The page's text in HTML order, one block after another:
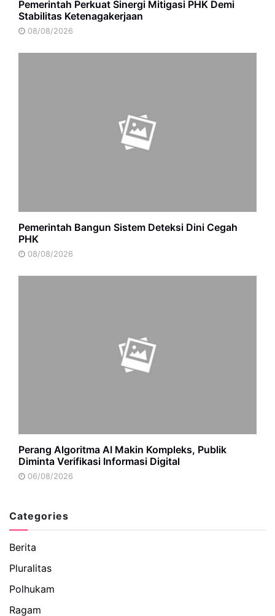
Pemerintah Perkuat Sinergi Mitigasi PHK Demi
Stabilitas Ketenagakerjaan
08/08/2026
Pemerintah Bangun Sistem Deteksi Dini Cegah
PHK
08/08/2026
Perang Algoritma AI Makin Kompleks, Publik
Diminta Verifikasi Informasi Digital
06/08/2026
Categories
Berita
Pluralitas
Polhukam
Ragam